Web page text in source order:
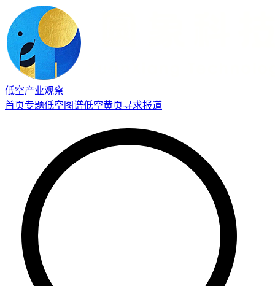
低空产业观察
首页专题低空图谱低空黄页寻求报道